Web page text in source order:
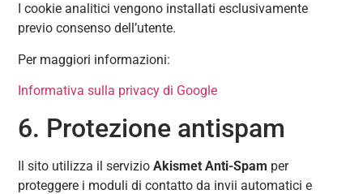
I cookie analitici vengono installati esclusivamente
previo consenso dell’utente.
Per maggiori informazioni:
Informativa sulla privacy di Google
6. Protezione antispam
Il sito utilizza il servizioAkismet Anti-Spam per
proteggere i moduli di contatto da invii automatici e